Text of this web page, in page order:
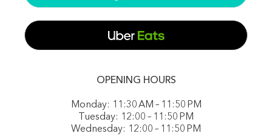
OPENING HOURS
Monday: 11:30 AM – 11:50 PM
Tuesday: 12:00 – 11:50 PM
Wednesday: 12:00 – 11:50 PM